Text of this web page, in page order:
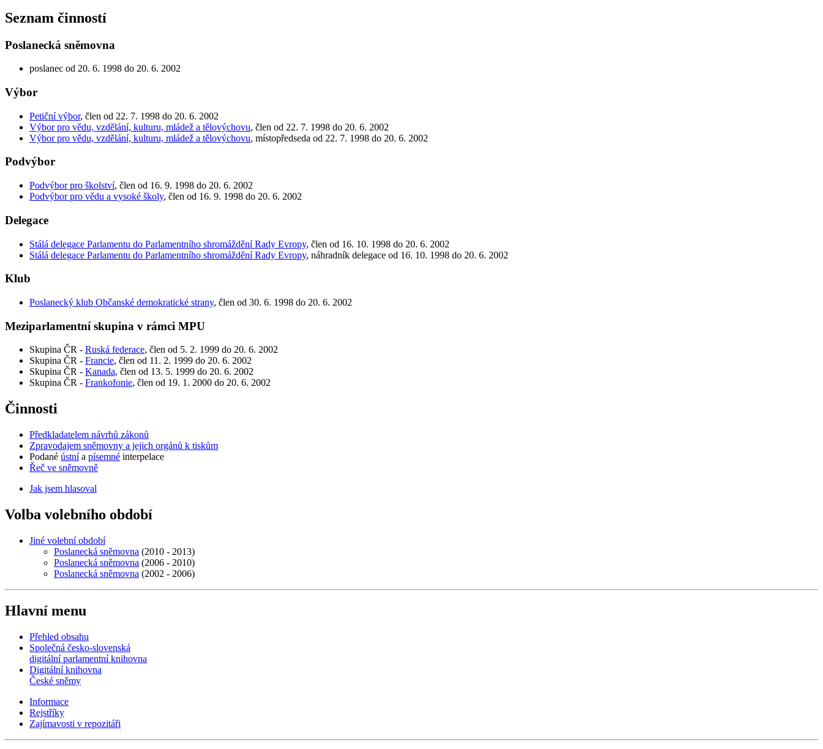
Seznam činností
Poslanecká sněmovna
poslanec od 20. 6. 1998 do 20. 6. 2002
Výbor
Petiční výbor, člen od 22. 7. 1998 do 20. 6. 2002
Výbor pro vědu, vzdělání, kulturu, mládež a tělovýchovu, člen od 22. 7. 1998 do 20. 6. 2002
Výbor pro vědu, vzdělání, kulturu, mládež a tělovýchovu, místopředseda od 22. 7. 1998 do 20. 6. 2002
Podvýbor
Podvýbor pro školství, člen od 16. 9. 1998 do 20. 6. 2002
Podvýbor pro vědu a vysoké školy, člen od 16. 9. 1998 do 20. 6. 2002
Delegace
Stálá delegace Parlamentu do Parlamentního shromáždění Rady Evropy, člen od 16. 10. 1998 do 20. 6. 2002
Stálá delegace Parlamentu do Parlamentního shromáždění Rady Evropy, náhradník delegace od 16. 10. 1998 do 20. 6. 2002
Klub
Poslanecký klub Občanské demokratické strany, člen od 30. 6. 1998 do 20. 6. 2002
Meziparlamentní skupina v rámci MPU
Skupina ČR - Ruská federace, člen od 5. 2. 1999 do 20. 6. 2002
Skupina ČR - Francie, člen od 11. 2. 1999 do 20. 6. 2002
Skupina ČR - Kanada, člen od 13. 5. 1999 do 20. 6. 2002
Skupina ČR - Frankofonie, člen od 19. 1. 2000 do 20. 6. 2002
Činnosti
Předkladatelem návrhů zákonů
Zpravodajem sněmovny a jejich orgánů k tiskům
Podané ústnía písemné interpelace
Řeč ve sněmovně
Jak jsem hlasoval
Volba volebního období
Jiné volební období
Poslanecká sněmovna (2010 - 2013)
Poslanecká sněmovna (2006 - 2010)
Poslanecká sněmovna (2002 - 2006)
Hlavní menu
Přehled obsahu
Společná česko-slovenská
digitální parlamentní knihovna
Digitální knihovna
České sněmy
Informace
Rejstříky
Zajímavosti v repozitáři